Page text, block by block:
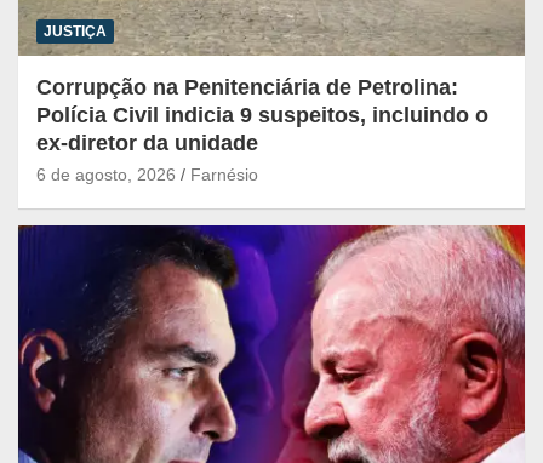
JUSTIÇA
Corrupção na Penitenciária de Petrolina:
Polícia Civil indicia 9 suspeitos, incluindo o
ex-diretor da unidade
6 de agosto, 2026 Farnésio